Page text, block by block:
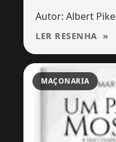
Autor: Albert Pike
LER RESENHA
MAÇONARIA